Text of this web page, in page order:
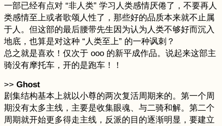
一部已经有点对 “非人类” 学习人类感情厌倦了，不要再人
类感情至上或者歌颂人性了，那些好的品质本来就不止属
于人。但这部的最后腰带先生因为认为人类不够好而沉入
地底，也算是对这种 “人类至上” 的一种讽刺？
总之就是喜欢！仅次于 ooo 的新平成作品。说起来这部主
骑没有摩托车，开的是跑车！！
>> Ghost
剧集结构基本上就以小尊的两次复活周期来的。第一个周
期没有太多主线，主要是收集眼魂、与二骑和解。第二个
周期就开始更多得走主线，反派的目的逐渐明显，要建立